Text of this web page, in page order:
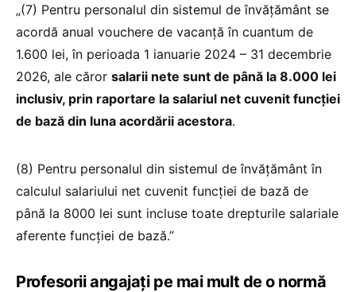
„(7) Pentru personalul din sistemul de învăţământ se
acordă anual vouchere de vacanţă în cuantum de
1.600 lei, în perioada 1 ianuarie 2024 – 31 decembrie
2026, ale căror salarii nete sunt de până la 8.000 lei
inclusiv, prin raportare la salariul net cuvenit funcției
de bază din luna acordării acestora.
(8) Pentru personalul din sistemul de învăţământ în
calculul salariului net cuvenit funcției de bază de
până la 8000 lei sunt incluse toate drepturile salariale
aferente funcției de bază.”
Profesorii angajați pe mai mult de o normă